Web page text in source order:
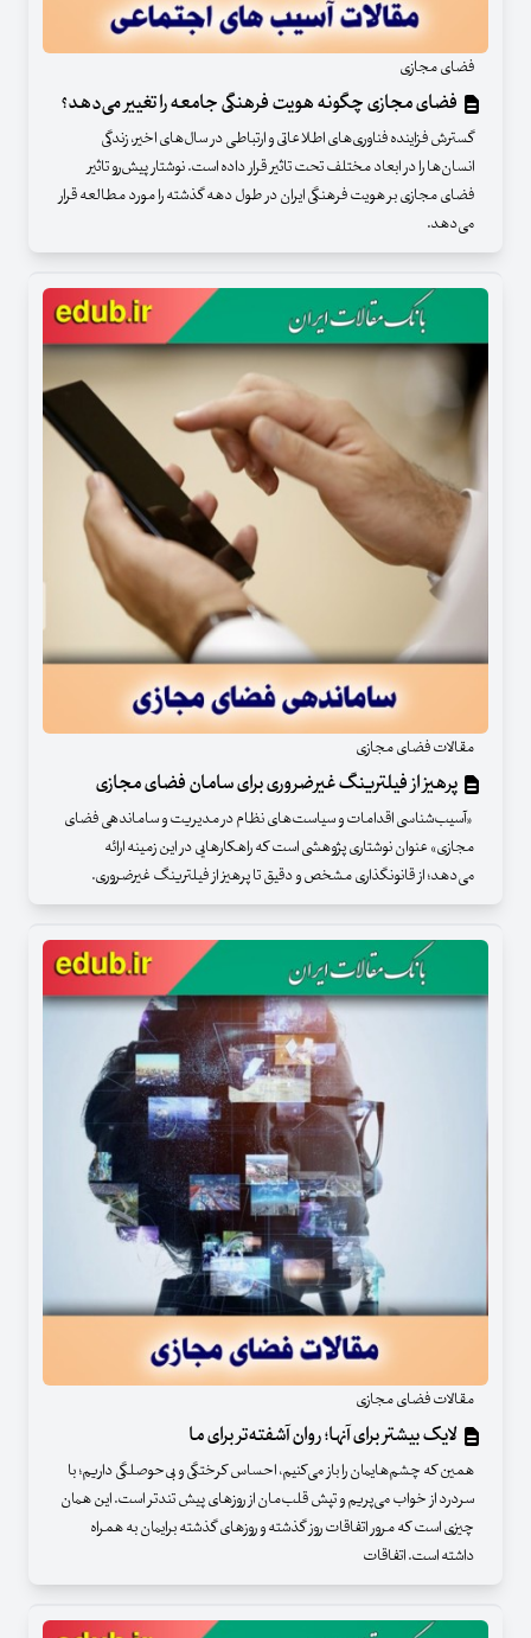
فضای مجازی
فضای مجازی چگونه هویت فرهنگی جامعه را تغییر می‌دهد؟
گسترش فزاینده فناوری‌های اطلاعاتی و ارتباطی در سال‌های اخیر، زندگی
انسان‌ها را در ابعاد مختلف تحت تاثیر قرار داده است. نوشتار پیش‌رو تاثیر
فضای مجازی بر هویت فرهنگی ایران در طول دهه گذشته را مورد مطالعه قرار
می‌دهد.
مقالات فضای مجازی
پرهیز از فیلترینگ غیرضروری برای سامان فضای مجازی
«آسیب‌شناسی اقدامات و سیاست‌های نظام در مدیریت و ساماندهی فضای
مجازی» عنوان نوشتاری پژوهشی است که راهکارهایی در این زمینه ارائه
می‌دهد؛ از قانونگذاری مشخص و دقیق تا پرهیز از فیلترینگ غیرضروری.
مقالات فضای مجازی
لایک بیشتر برای آنها؛ روان آشفته‌تر برای ما
همین که چشم‌هایمان را باز می‌کنیم، احساس کرختگی و بی‌حوصلگی داریم؛ با
سردرد از خواب می‌پریم و تپش قلب‌مان از روزهای پیش تندتر است. این همان
چیزی است که مرور اتفاقات روز گذشته و روزهای گذشته برایمان به همراه
داشته است. اتفاقات